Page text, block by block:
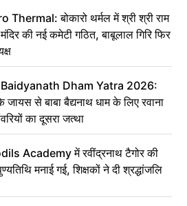
Thermal: बोकारो थर्मल में श्री श्री राम
की नई कमेटी गठित, बाबूलाल गिरि फिर
Dham Yatra 2026:
जायस से बाबा बैद्यनाथ धाम के लिए रवाना
का दूसरा जत्था
Academy में रवींद्रनाथ टैगोर की
मनाई गई, शिक्षकों ने दी श्रद्धांजलि